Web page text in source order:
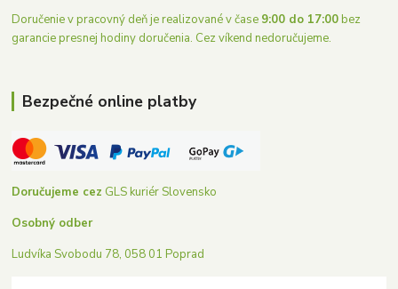
Doručenie v pracovný deň je realizované v čase 9:00 do 17:00bez
garancie presnej hodiny doručenia. Cez víkend nedoručujeme.
Bezpečné online platby
Doručujeme cez GLS kuriér Slovensko
Osobný odber
Ludvíka Svobodu 78, 058 01 Poprad